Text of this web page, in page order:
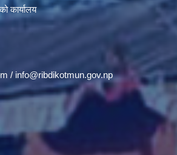
कार्यालय
/ info@ribdikotmun.gov.np